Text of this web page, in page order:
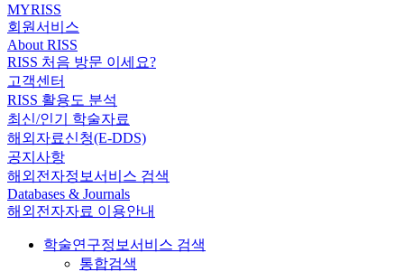
MYRISS
회원서비스
About RISS
RISS 처음 방문 이세요?
고객센터
RISS 활용도 분석
최신/인기 학술자료
해외자료신청(E-DDS)
공지사항
해외전자정보서비스 검색
Databases & Journals
해외전자자료 이용안내
학술연구정보서비스 검색
통합검색